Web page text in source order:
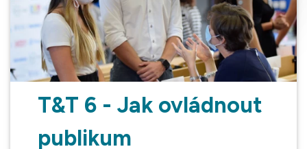
T&T 6 - Jak ovládnout
publikum